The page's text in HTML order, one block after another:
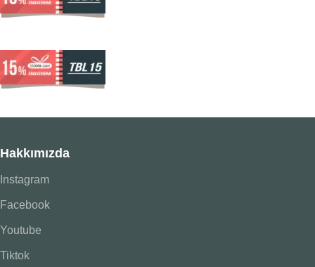
Hakkımızda
Instagram
Facebook
Youtube
Tiktok